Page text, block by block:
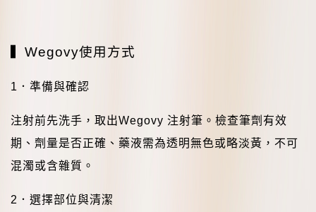
Wegovy使用方式
1 ． 準備與確認
注射前先洗手，取出Wegovy 注射筆。檢查筆劑有效
期、劑量是否正確、藥液需為透明無色或略淡黃，不可
混濁或含雜質。
2 ． 選擇部位與清潔